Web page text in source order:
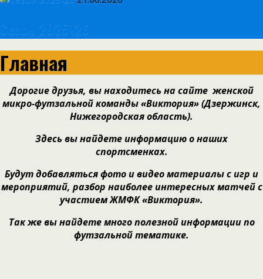
Сезон 2025\26
Главная
Дорогие друзья, вы находитесь на сайте женской
микро-футзальнойкоманды «Виктория» (Дзержинск,
Нижегородская область).
Здесь вынайдете информацию онаших
спортсменках.
Будут добавляться фото ивидео материалы с игр и
мероприятий, разбор наиболее интересныхматчей с
участием ЖМФК «Виктория».
Так же вы найдете много полезной информации по
футзальной тематике.